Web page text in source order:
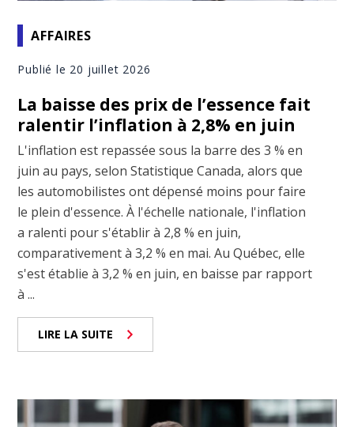
AFFAIRES
Publié le 20 juillet 2026
La baisse des prix de l’essence fait
ralentir l’inflation à 2,8% en juin
L'inflation est repassée sous la barre des 3 % en
juin au pays, selon Statistique Canada, alors que
les automobilistes ont dépensé moins pour faire
le plein d'essence. À l'échelle nationale, l'inflation
a ralenti pour s'établir à 2,8 % en juin,
comparativement à 3,2 % en mai. Au Québec, elle
s'est établie à 3,2 % en juin, en baisse par rapport
à ...
LIRE LA SUITE